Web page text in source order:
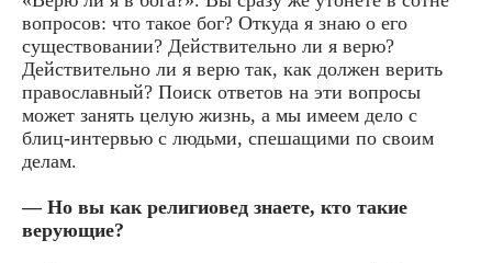
вопросов: что такое бог? Откуда я знаю о его
существовании? Действительно ли я верю?
Действительно ли я верю так, как должен верить
православный? Поиск ответов на эти вопросы
может занять целую жизнь, а мы имеем дело с
блиц-интервью с людьми, спешащими по своим
делам.
— Но вы как религиовед знаете, кто такие
верующие?